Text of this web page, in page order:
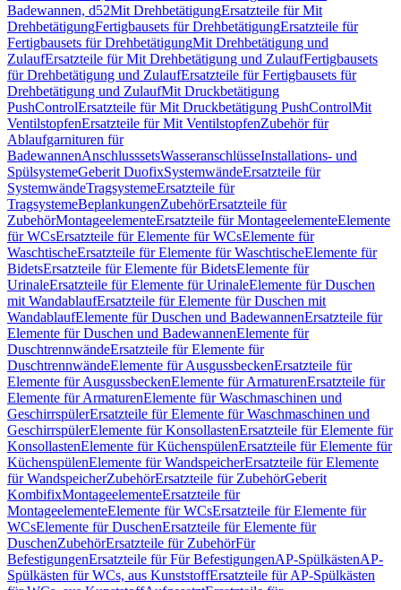
Badewannen, d52Mit DrehbetätigungErsatzteile für Mit
DrehbetätigungFertigbausets für DrehbetätigungErsatzteile für
Fertigbausets für DrehbetätigungMit Drehbetätigung und
ZulaufErsatzteile für Mit Drehbetätigung und ZulaufFertigbausets
für Drehbetätigung und ZulaufErsatzteile für Fertigbausets für
Drehbetätigung und ZulaufMit Druckbetätigung
PushControlErsatzteile für Mit Druckbetätigung PushControlMit
VentilstopfenErsatzteile für Mit VentilstopfenZubehör für
Ablaufgarnituren für
BadewannenAnschlusssetsWasseranschlüsseInstallations- und
SpülsystemeGeberit DuofixSystemwändeErsatzteile für
SystemwändeTragsystemeErsatzteile für
TragsystemeBeplankungenZubehörErsatzteile für
ZubehörMontageelementeErsatzteile für MontageelementeElemente
für WCsErsatzteile für Elemente für WCsElemente für
WaschtischeErsatzteile für Elemente für WaschtischeElemente für
BidetsErsatzteile für Elemente für BidetsElemente für
UrinaleErsatzteile für Elemente für UrinaleElemente für Duschen
mit WandablaufErsatzteile für Elemente für Duschen mit
WandablaufElemente für Duschen und BadewannenErsatzteile für
Elemente für Duschen und BadewannenElemente für
DuschtrennwändeErsatzteile für Elemente für
DuschtrennwändeElemente für AusgussbeckenErsatzteile für
Elemente für AusgussbeckenElemente für ArmaturenErsatzteile für
Elemente für ArmaturenElemente für Waschmaschinen und
GeschirrspülerErsatzteile für Elemente für Waschmaschinen und
GeschirrspülerElemente für KonsollastenErsatzteile für Elemente für
KonsollastenElemente für KüchenspülenErsatzteile für Elemente für
KüchenspülenElemente für WandspeicherErsatzteile für Elemente
für WandspeicherZubehörErsatzteile für ZubehörGeberit
KombifixMontageelementeErsatzteile für
MontageelementeElemente für WCsErsatzteile für Elemente für
WCsElemente für DuschenErsatzteile für Elemente für
DuschenZubehörErsatzteile für ZubehörFür
BefestigungenErsatzteile für Für BefestigungenAP-SpülkästenAP-
Spülkästen für WCs, aus KunststoffErsatzteile für AP-Spülkästen